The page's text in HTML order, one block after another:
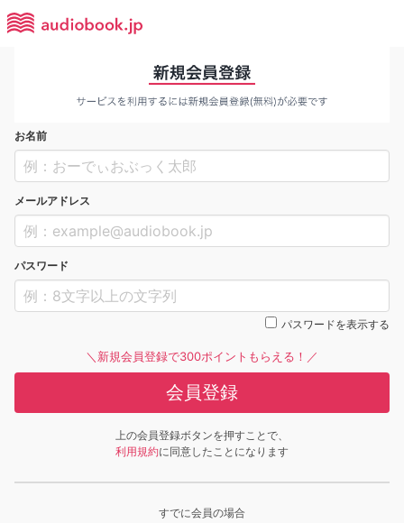
お名前
メールアドレス
パスワード
パスワードを表示する
＼新規会員登録で300ポイントもらえる！／
会員登録
上の会員登録ボタンを押すことで、
利用規約に同意したことになります
すでに会員の場合